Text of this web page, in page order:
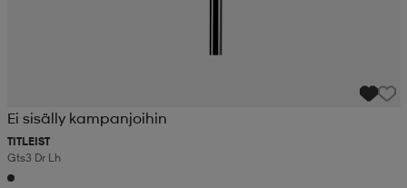
Ei sisälly kampanjoihin
TITLEIST
Gts3 Dr Lh